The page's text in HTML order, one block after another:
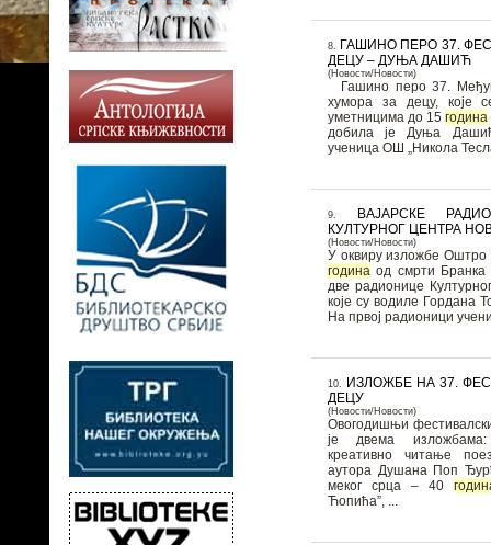
8. ГАШИНО ПЕРО 37.
ДЕЦУ – ДУЊА ДАШИЋ
(Новости/Новости)
Гашино перо 37.
хумора за децу, које
уметницима до 15 година
добила је Дуња
ученица ОШ „Никола
9. ВАЈАРСКЕ
КУЛТУРНОГ ЦЕНТРА
(Новости/Новости)
У оквиру изложбе Оштро
година од смрти
две радионице
које су водиле Гордана
На првој радионици
10. ИЗЛОЖБЕ НА 37.
ДЕЦУ
(Новости/Новости)
Овогодишњи
је двема
креативно читање
аутора Душана Поп
меког срца – 40
Ћопића”, ...